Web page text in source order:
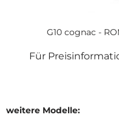
G10 cognac -
Für
weitere Modelle: